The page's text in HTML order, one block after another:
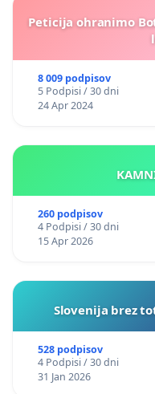
Peticija ohranimo
8 009 podpisov
5 Podpisi / 30 dni
24 Apr 2024
260 podpisov
4 Podpisi / 30 dni
15 Apr 2026
Slovenija brez
528 podpisov
4 Podpisi / 30 dni
31 Jan 2026